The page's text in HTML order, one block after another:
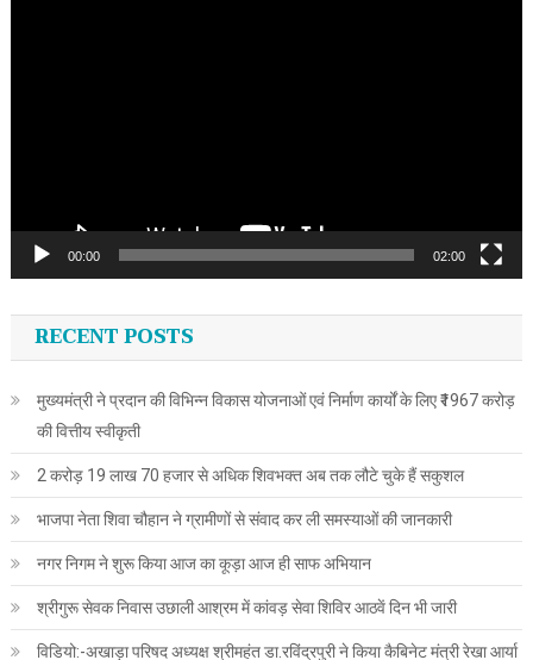
00:00 02:00
RECENT POSTS
मुख्यमंत्री ने प्रदान की विभिन्न विकास योजनाओं एवं निर्माण कार्यों के लिए ₹1967 करोड़
की वित्तीय स्वीकृती
2 करोड़ 19 लाख 70 हजार से अधिक शिवभक्त अब तक लौटे चुके हैं सकुशल
भाजपा नेता शिवा चौहान ने ग्रामीणों से संवाद कर ली समस्याओं की जानकारी
नगर निगम ने शुरू किया आज का कूड़ा आज ही साफ अभियान
श्रीगुरू सेवक निवास उछाली आश्रम में कांवड़ सेवा शिविर आठवें दिन भी जारी
विडियो:-अखाड़ा परिषद अध्यक्ष श्रीमहंत डा.रविंद्रपुरी ने किया कैबिनेट मंत्री रेखा आर्या